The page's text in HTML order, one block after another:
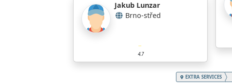
Jakub Lunzar
Brno-střed
4.7
EXTRA SERVICES